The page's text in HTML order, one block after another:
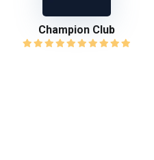
Champion Club